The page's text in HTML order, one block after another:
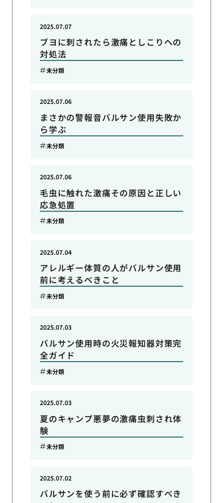
ブヨに刺されたら激痛としこりへの
対処法
2025.07.07
未分類
まさかの警報音バルサン使用失敗か
ら学ぶ
2025.07.06
未分類
毛虫に触れた激痛その原因と正しい
応急処置
2025.07.06
未分類
アレルギー体質の人がバルサン使用
前に考えるべきこと
2025.07.04
未分類
バルサン使用時の火災報知器対策完
全ガイド
2025.07.03
未分類
夏のキャンプ悪夢の激痛虫刺され体
験
2025.07.03
未分類
バルサンを使う前に必ず確認すべき
2025.07.02